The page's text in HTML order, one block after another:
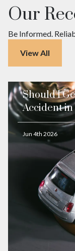
Our
Be Informed.
View All
Should I
Accident in
Jun 4th 2026